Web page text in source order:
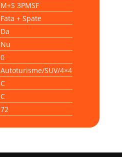
M+S 3PMSF
Fata + Spate
Da
Nu
0
Autoturisme/SUV/4×4
C
C
72